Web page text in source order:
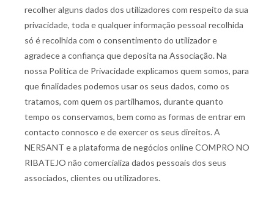
recolher alguns dados dos utilizadores com respeito da sua
privacidade, toda e qualquer informação pessoal recolhida
só é recolhida com o consentimento do utilizador e
agradece a confiança que deposita na Associação. Na
nossa Política de Privacidade explicamos quem somos, para
que finalidades podemos usar os seus dados, como os
tratamos, com quem os partilhamos, durante quanto
tempo os conservamos, bem como as formas de entrar em
contacto connosco e de exercer os seus direitos. A
NERSANT e a plataforma de negócios online COMPRO NO
RIBATEJO não comercializa dados pessoais dos seus
associados, clientes ou utilizadores.